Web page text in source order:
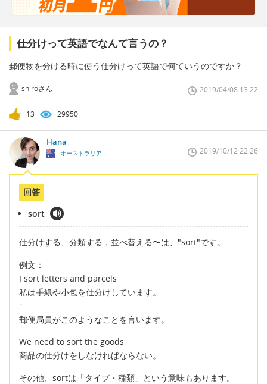
仕分けって英語でなんて言うの？
郵便物を分ける時に使う仕分けって英語で何ていうのですか？
shiroさん 2019/04/08 13:22
13 29950
Hana
オーストラリア 2019/10/12 22:26
回答
sort
仕分けする、分類する，並べ替える〜は、"sort"です。
例文：
I sort letters and parcels
私は手紙や小包を仕分けしています。
↑
郵便局員がこのようなことを言います。
We need to sort the goods
商品の仕分けをしなければならない。
その他、sortは「タイプ・種類」という意味もあります。